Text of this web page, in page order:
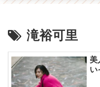
滝裕可里
美
い